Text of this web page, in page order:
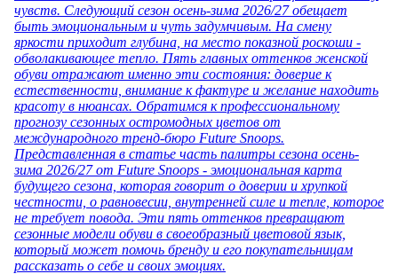
чувств. Следующий сезон осень-зима 2026/27 обещает
быть эмоциональным и чуть задумчивым. На смену
яркости приходит глубина, на место показной роскоши -
обволакивающее тепло. Пять главных оттенков женской
обуви отражают именно эти состояния: доверие к
естественности, внимание к фактуре и желание находить
красоту в нюансах. Обратимся к профессиональному
прогнозу сезонных остромодных цветов от
международного тренд-бюро Future Snoops.
Представленная в статье часть палитры сезона осень-
зима 2026/27 от Future Snoops - эмоциональная карта
будущего сезона, которая говорит о доверии и хрупкой
честности, о равновесии, внутренней силе и тепле, которое
не требует повода. Эти пять оттенков превращают
сезонные модели обуви в своеобразный цветовой язык,
который может помочь бренду и его покупательницам
рассказать о себе и своих эмоциях.